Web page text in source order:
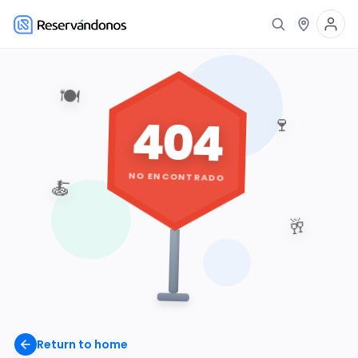
Return to home
🍽️
🍷
🥂
🍝
404
NO ENCONTRADO